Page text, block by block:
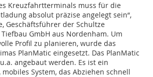
Kreuzfahrtterminals muss für die
absolut präzise angelegt sein“,
Geschäftsführer der Schultze
GmbH aus Nordenham. Um
Profil zu planieren, wurde das
PlanMatic eingesetzt. Das PlanMatic
angebaut werden. Es ist ein
System, das Abziehen schnell